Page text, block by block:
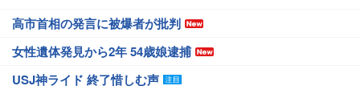
高市首相の発言に被爆者が批判
女性遺体発見から2年 54歳娘逮捕
USJ神ライド 終了惜しむ声